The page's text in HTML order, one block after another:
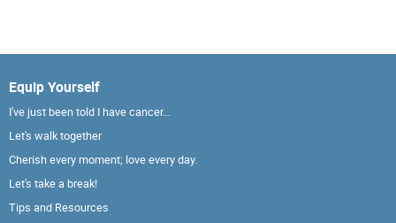
Equip Yourself
I've just been told I have cancer...
Let's walk together
Cherish every moment; love every day.
Let's take a break!
Tips and Resources